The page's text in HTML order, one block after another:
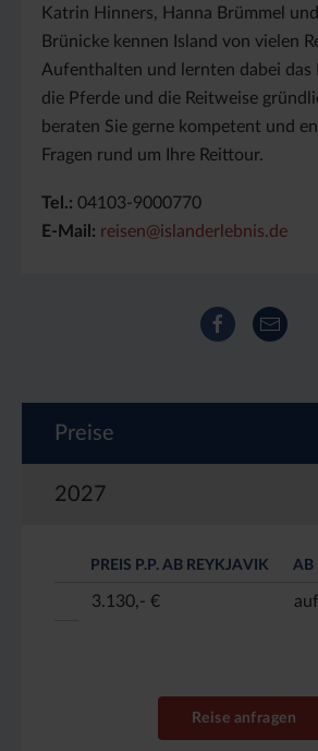
Katrin Hinners, Hanna Brümmel
Brünicke kennen Island von vielen
Aufenthalten und lernten dabei das
die Pferde und die Reitweise
beraten Sie gerne kompetent und
Fragen rund um Ihre Reittour.
Tel.: 04103-9000770
E-Mail: reisen@islanderlebnis.de
Facebook
E-Mail
Preise
2027
PREIS P.P. AB REYKJAVIK AB
3.130,- €
Reise anfragen